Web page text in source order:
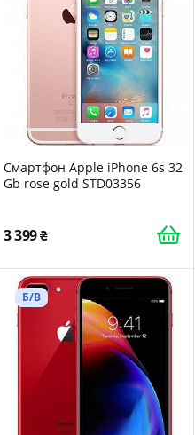
Смартфон Apple iPhone 6s 32
Gb rose gold STD03356
3 399
Б/В